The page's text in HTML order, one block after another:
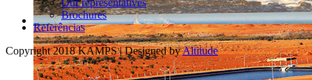
Brochures
Referências
Copyright 2018 KAMPS | Designed byAltitude